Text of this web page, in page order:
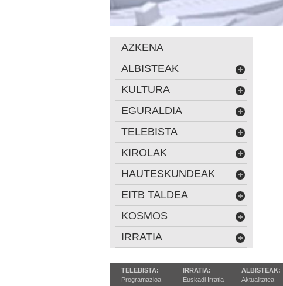
AZKENA
ALBISTEAK
KULTURA
EGURALDIA
TELEBISTA
KIROLAK
HAUTESKUNDEAK
EITB TALDEA
KOSMOS
IRRATIA
TELEBISTA:
Programazioa
IRRATIA:
Euskadi Irratia
ALBISTEAK:
Aktualitatea